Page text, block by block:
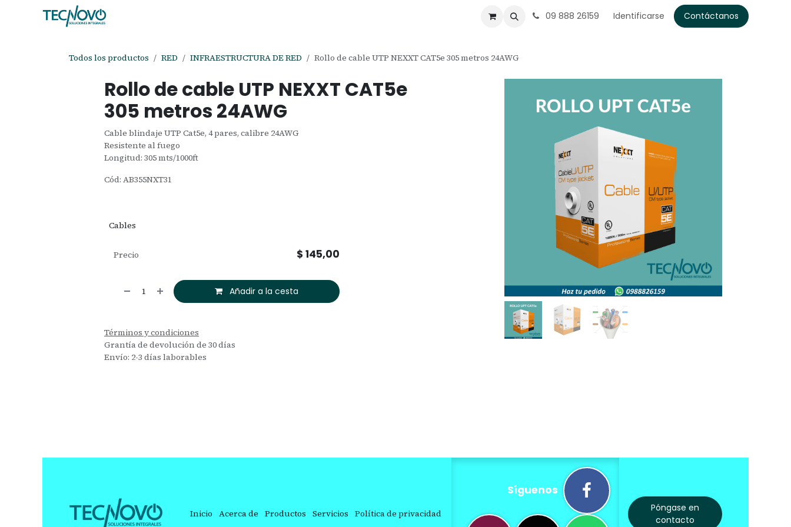
09 888 26159 Identificarse Contáctanos
Todos los productos RED INFRAESTRUCTURA DE RED Rollo de cable UTP NEXXT CAT5e 305 metros 24AWG
Rollo de cable UTP NEXXT CAT5e
305 metros 24AWG
Cable blindaje UTP Cat5e, 4 pares, calibre 24AWG
Resistente al fuego
Longitud: 305 mts/1000ft
Cód: AB355NXT31
Cables
Añadir a la cesta
Precio $145,00
Términos y condiciones
Grantía de devolución de 30 días
Envío: 2-3 días laborables
Inicio Acerca de Productos Servicios Política de privacidad
Síguenos
Póngase en
contacto